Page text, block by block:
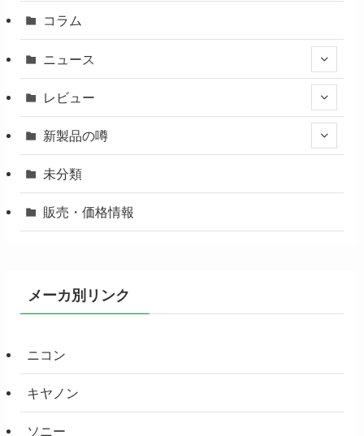
コラム
ニュース
レビュー
新製品の噂
未分類
販売・価格情報
メーカ別リンク
ニコン
キヤノン
ソニー